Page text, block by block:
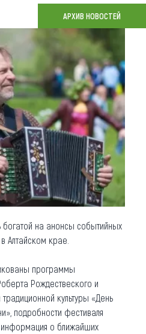
АРХИВ НОВОСТЕЙ
на анонсы событийных
Алтайском крае.
программы
Рождествеского и
культуры «День
подробности фестиваля
о ближайших